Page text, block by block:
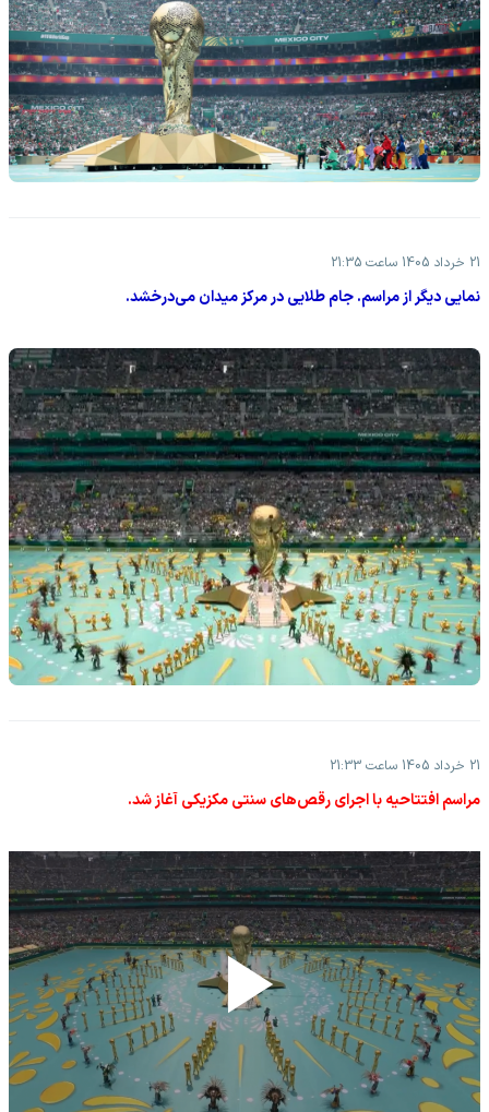
21 خرداد 1405 ساعت 21:35
نمایی دیگر از مراسم. جام طلایی در مرکز میدان می‌درخشد.
21 خرداد 1405 ساعت 21:33
مراسم افتتاحیه با اجرای رقص‌های سنتی مکزیکی آغاز شد.